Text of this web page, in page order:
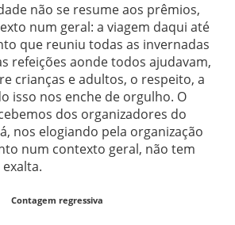
não se resume aos prêmios,
num geral: a viagem daqui até
que reuniu todas as invernadas
refeições aonde todos ajudavam,
crianças e adultos, o respeito, a
isso nos enche de orgulho. O
dos organizadores do
nos elogiando pela organização
num contexto geral, não tem
Contagem regressiva